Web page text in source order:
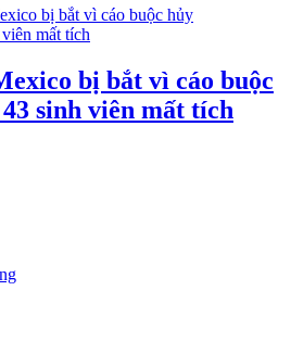
bị bắt vì cáo buộc
sinh viên mất tích